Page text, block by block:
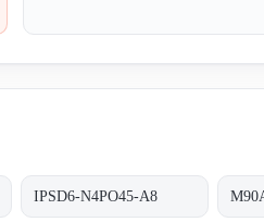
IPSD6-N4PO45-A8